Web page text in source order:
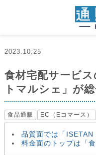
2023.10.25
食材宅配サービ
トマルシェ」が
食品通販 EC（Eコマース）
品質面では「ISETAN
料金面のトップは「食